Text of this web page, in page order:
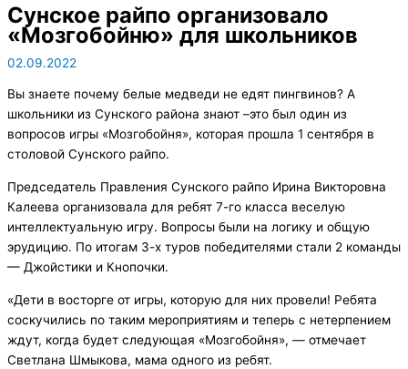
Сунское райпо организовало
«Мозгобойню» для школьников
02.09.2022
Вы знаете почему белые медведи не едят пингвинов? А
школьники из Сунского района знают –это был один из
вопросов игры «Мозгобойня», которая прошла 1 сентября в
столовой Сунского райпо.
Председатель Правления Сунского райпо Ирина Викторовна
Калеева организовала для ребят 7-го класса веселую
интеллектуальную игру. Вопросы были на логику и общую
эрудицию. По итогам 3-х туров победителями стали 2 команды
— Джойстики и Кнопочки.
«Дети в восторге от игры, которую для них провели! Ребята
соскучились по таким мероприятиям и теперь с нетерпением
ждут, когда будет следующая «Мозгобойня», — отмечает
Светлана Шмыкова, мама одного из ребят.